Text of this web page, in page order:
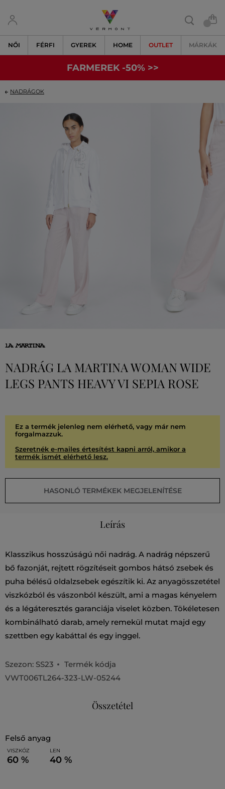
NŐI FÉRFI GYEREK HOME OUTLET MÁRKÁK
FARMEREK -50% >>
NADRÁGOK
NADRÁG LA MARTINA WOMAN WIDE
LEGS PANTS HEAVY VI SEPIA ROSE
Ez a termék jelenleg nem elérhető, vagy már nem
forgalmazzuk.
Szeretnék e-mailes értesítést kapni arról, amikor a
termék ismét elérhető lesz.
HASONLÓ TERMÉKEK MEGJELENÍTÉSE
Leírás
Klasszikus hosszúságú női nadrág. A nadrág népszerű
bő fazonját, rejtett rögzítéseit gombos hátsó zsebek és
puha bélésű oldalzsebek egészítik ki. Az anyagösszetétel
viszkózból és vászonból készült, ami a magas kényelem
és a légáteresztés garanciája viselet közben. Tökéletesen
kombinálható darab, amely remekül mutat majd egy
szettben egy kabáttal és egy inggel.
Szezon: SS23
Termék kódja
VWT006TL264-323-LW-05244
Összetétel
felső anyag
VISZKÓZ
60 %
LEN
40 %